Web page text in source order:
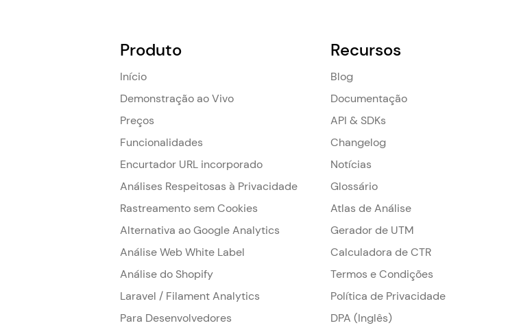
Produto
Início
Demonstração ao Vivo
Preços
Funcionalidades
Encurtador URL incorporado
Análises Respeitosas à Privacidade
Rastreamento sem Cookies
Alternativa ao Google Analytics
Análise Web White Label
Análise do Shopify
Laravel / Filament Analytics
Para Desenvolvedores
Recursos
Blog
Documentação
API & SDKs
Changelog
Notícias
Glossário
Atlas de Análise
Gerador de UTM
Calculadora de CTR
Termos e Condições
Política de Privacidade
DPA (Inglês)